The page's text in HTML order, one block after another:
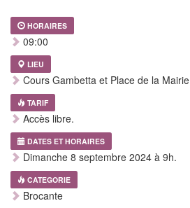
HORAIRES
09:00
LIEU
Cours Gambetta et Place de la Mairie
TARIF
Accès libre.
DATES ET HORAIRES
Dimanche 8 septembre 2024 à 9h.
CATEGORIE
Brocante